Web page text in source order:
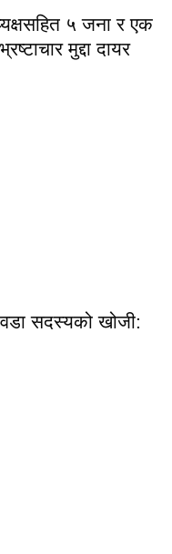
५ जना र एक
मुद्दा दायर
वडा सदस्यको खोजी: